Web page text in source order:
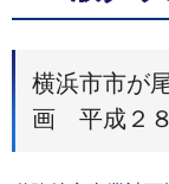
横浜市市が
画 平成２